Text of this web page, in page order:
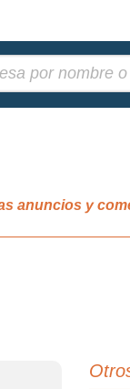
anuncios y